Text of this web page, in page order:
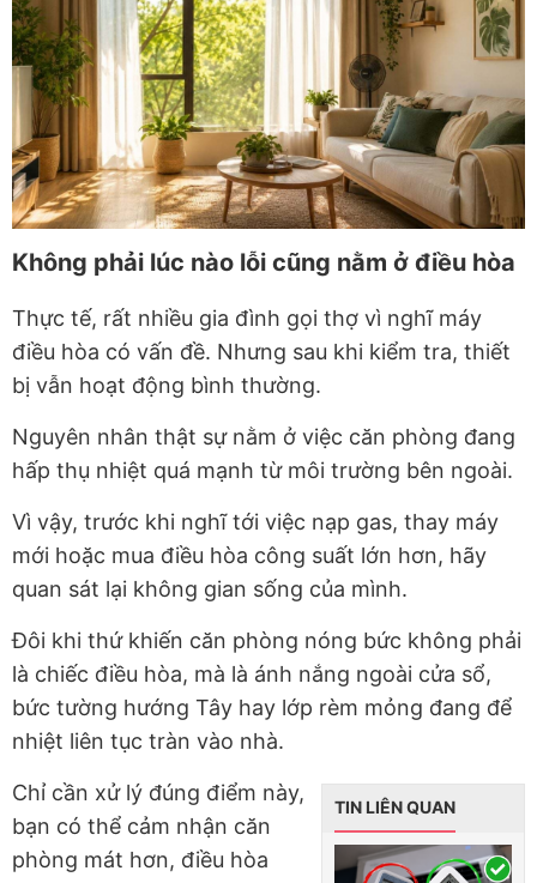
Không phải lúc nào lỗi cũng nằm ở điều hòa
Thực tế, rất nhiều gia đình gọi thợ vì nghĩ máy
điều hòa có vấn đề. Nhưng sau khi kiểm tra, thiết
bị vẫn hoạt động bình thường.
Nguyên nhân thật sự nằm ở việc căn phòng đang
hấp thụ nhiệt quá mạnh từ môi trường bên ngoài.
Vì vậy, trước khi nghĩ tới việc nạp gas, thay máy
mới hoặc mua điều hòa công suất lớn hơn, hãy
quan sát lại không gian sống của mình.
Đôi khi thứ khiến căn phòng nóng bức không phải
là chiếc điều hòa, mà là ánh nắng ngoài cửa sổ,
bức tường hướng Tây hay lớp rèm mỏng đang để
nhiệt liên tục tràn vào nhà.
TIN LIÊN QUAN
Chỉ cần xử lý đúng điểm này,
bạn có thể cảm nhận căn
phòng mát hơn, điều hòa